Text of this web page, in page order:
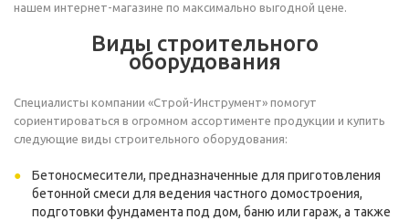
нашем интернет-магазине по максимально выгодной цене.
Виды строительного
оборудования
Специалисты компании «Строй-Инструмент» помогут
сориентироваться в огромном ассортименте продукции и купить
следующие виды строительного оборудования:
Бетоносмесители, предназначенные для приготовления
бетонной смеси для ведения частного домостроения,
подготовки фундамента под дом, баню или гараж, а также